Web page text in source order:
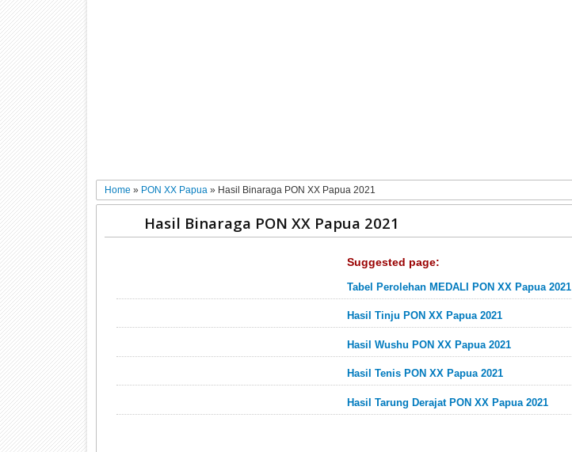
Home » PON XX Papua » Hasil Binaraga PON XX Papua 2021
Hasil Binaraga PON XX Papua 2021
Suggested page:
Tabel Perolehan MEDALI PON XX Papua 2021
Hasil Tinju PON XX Papua 2021
Hasil Wushu PON XX Papua 2021
Hasil Tenis PON XX Papua 2021
Hasil Tarung Derajat PON XX Papua 2021